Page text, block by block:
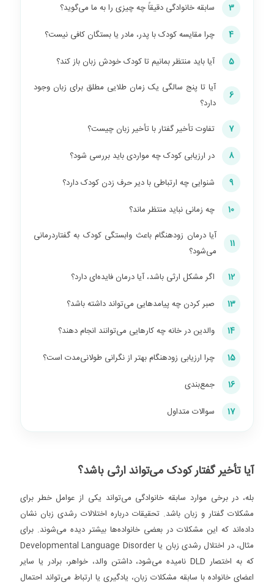
3
سابقه خانوادگی دقیقاً چه چیزی را به ما می‌گوید؟
4
چرا مقایسه کودک با پدر، مادر یا بستگان کافی نیست؟
5
آیا باید منتظر بمانیم تا کودک خودش زبان باز کند؟
6
آیا تا پنج سالگی یک زمان طلایی مطلق برای زبان وجود
دارد؟
7
تفاوت تأخیر گفتار با تأخیر زبان چیست؟
8
در ارزیابی کودک چه مواردی باید بررسی شود؟
9
شنوایی چه ارتباطی با دیر حرف زدن کودک دارد؟
10
چه زمانی نباید منتظر ماند؟
11
آیا درمان زودهنگام باعث وابستگی کودک به گفتاردرمانی
می‌شود؟
12
اگر مشکل ارثی باشد، آیا درمان فایده‌ای دارد؟
13
صبر کردن چه پیامدهایی می‌تواند داشته باشد؟
14
والدین در خانه چه کارهایی می‌توانند انجام دهند؟
15
چرا ارزیابی زودهنگام بهتر از نگرانی طولانی‌مدت است؟
16
جمع‌بندی
17
سوالات متداول
آیا تأخیر گفتار کودک می‌تواند ارثی باشد؟
بله، در برخی موارد سابقه خانوادگی می‌تواند یکی از عوامل خطر برای
مشکلات گفتار و زبان باشد. تحقیقات درباره اختلالات رشدی زبان نشان
داده‌اند که این مشکلات در بعضی خانواده‌ها بیشتر دیده می‌شوند. برای
مثال، در اختلال رشدی زبان یا Developmental Language Disorder
که به اختصار DLD نامیده می‌شود، داشتن والد، خواهر، برادر یا سایر
اعضای خانواده با سابقه مشکلات زبان، یادگیری یا ارتباط می‌تواند احتمال